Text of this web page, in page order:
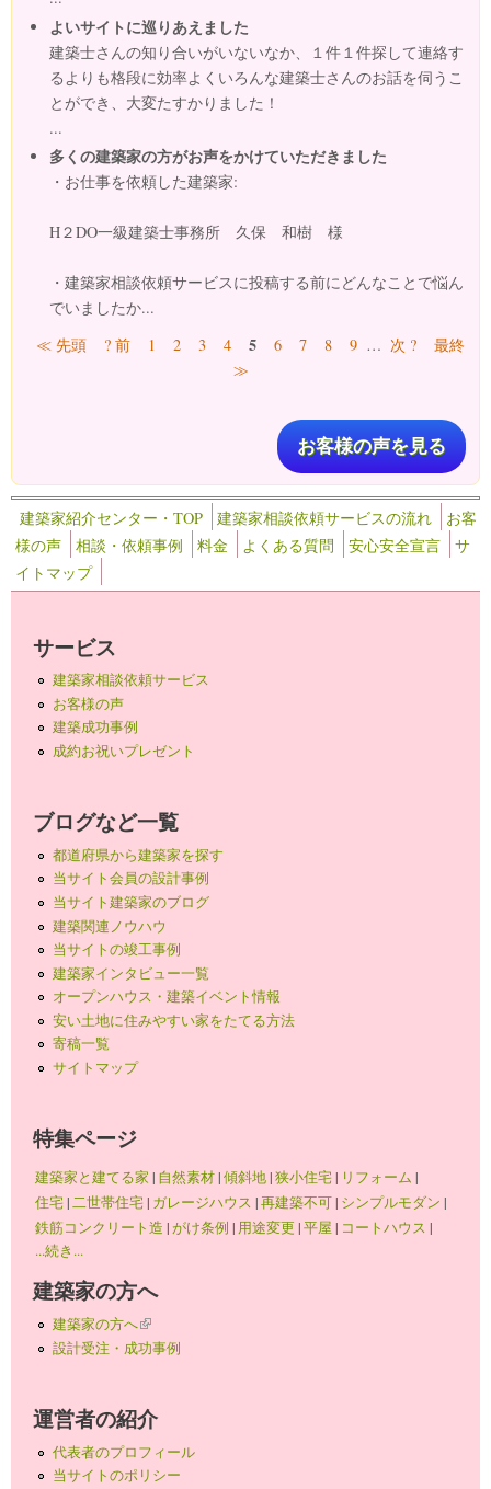
よいサイトに巡りあえました
建築士さんの知り合いがいないなか、１件１件探して連絡す
るよりも格段に効率よくいろんな建築士さんのお話を伺うこ
とができ、大変たすかりました！
...
多くの建築家の方がお声をかけていただきました
・お仕事を依頼した建築家:
H２DO一級建築士事務所 久保 和樹 様
・建築家相談依頼サービスに投稿する前にどんなことで悩ん
でいましたか...
ページ
≪ 先頭 ? 前 1 2 3 4 5 6 7 8 9 … 次 ?
最終
≫
お客様の声を見る
建築家紹介センター・TOP 建築家相談依頼サービスの流れ
お客
様の声
相談・依頼事例 料金 よくある質問 安心安全宣言
サ
イトマップ
サービス
建築家相談依頼サービス
お客様の声
建築成功事例
成約お祝いプレゼント
ブログなど一覧
都道府県から建築家を探す
当サイト会員の設計事例
当サイト建築家のブログ
建築関連ノウハウ
当サイトの竣工事例
建築家インタビュー一覧
オープンハウス・建築イベント情報
安い土地に住みやすい家をたてる方法
寄稿一覧
サイトマップ
特集ページ
建築家と建てる家 | 自然素材|傾斜地|狭小住宅| リフォーム |
住宅|二世帯住宅| ガレージハウス |再建築不可| シンプルモダン |
鉄筋コンクリート造 |がけ条例 | 用途変更 |平屋 | コートハウス |
...続き...
建築家の方へ
建築家の方へ(link is external)
設計受注・成功事例
運営者の紹介
代表者のプロフィール
当サイトのポリシー